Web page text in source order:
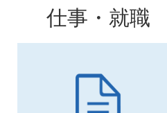
仕事・就職